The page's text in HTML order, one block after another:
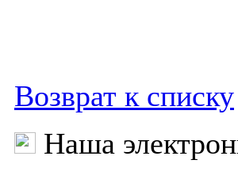
Возврат к списку
Наша